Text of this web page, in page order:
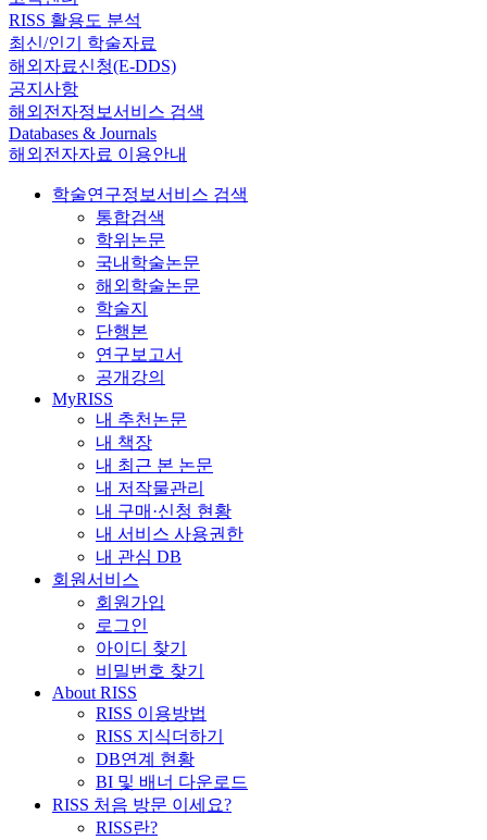
RISS 활용도 분석
최신/인기 학술자료
해외자료신청(E-DDS)
공지사항
해외전자정보서비스 검색
Databases & Journals
해외전자자료 이용안내
학술연구정보서비스 검색
통합검색
학위논문
국내학술논문
해외학술논문
학술지
단행본
연구보고서
공개강의
MyRISS
내 추천논문
내 책장
내 최근 본 논문
내 저작물관리
내 구매·신청 현황
내 서비스 사용권한
내 관심 DB
회원서비스
회원가입
로그인
아이디 찾기
비밀번호 찾기
About RISS
RISS 이용방법
RISS 지식더하기
DB연계 현황
BI 및 배너 다운로드
RISS 처음 방문 이세요?
RISS란?